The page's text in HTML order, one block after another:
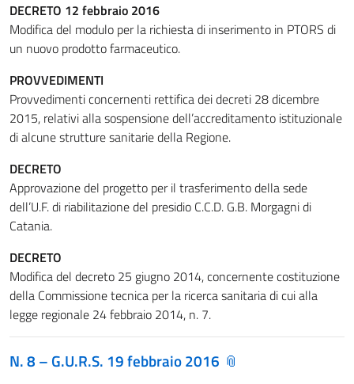
DECRETO 12 febbraio 2016
Modifica del modulo per la richiesta di inserimento in PTORS di
un nuovo prodotto farmaceutico.
PROVVEDIMENTI
Provvedimenti concernenti rettifica dei decreti 28 dicembre
2015, relativi alla sospensione dell’accreditamento istituzionale
di alcune strutture sanitarie della Regione.
DECRETO
Approvazione del progetto per il trasferimento della sede
dell’U.F. di riabilitazione del presidio C.C.D. G.B. Morgagni di
Catania.
DECRETO
Modifica del decreto 25 giugno 2014, concernente costituzione
della Commissione tecnica per la ricerca sanitaria di cui alla
legge regionale 24 febbraio 2014, n. 7.
N. 8 – G.U.R.S. 19 febbraio 2016